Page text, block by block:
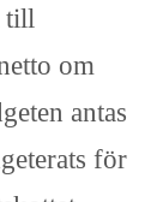
till
om
antas
för